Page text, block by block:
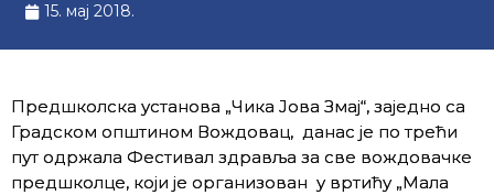
15. мај 2018.
Предшколскa установа „Чика Јова Змај“, заједно са
Градском општином Вождовац, данас је по трећи
пут одржала Фестивал здравља за све вождовачке
предшколце, који је организован у вртићу „Мала